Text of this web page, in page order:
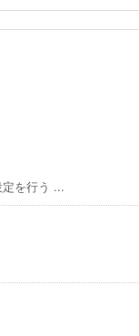
を行う ...